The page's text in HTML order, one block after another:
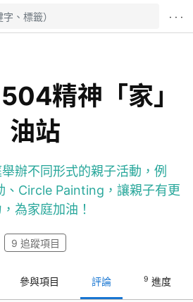
· · ·
精神「家」
油站
辦不同形式的親子活動，例
、Circle Painting，讓親子有更
為家庭加油！
9 追蹤項目
參與項目 評論 9 進度